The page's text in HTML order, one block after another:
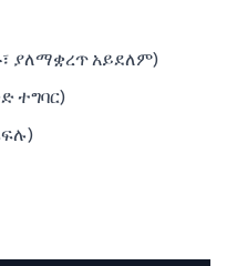
ያለማቋረጥ አይደለም)
ተግባር)